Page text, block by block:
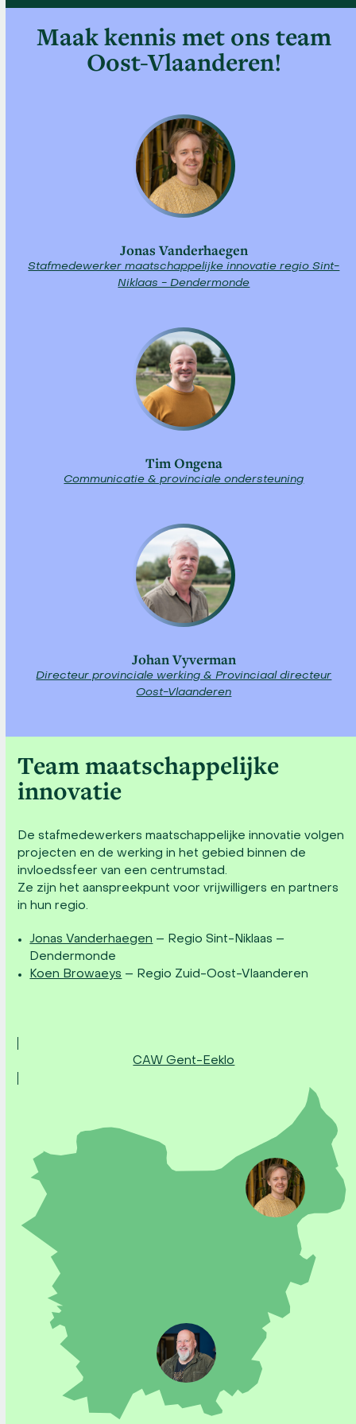
firstMaak kennis met ons team
Oost-Vlaanderen!
Jonas Vanderhaegen
Stafmedewerker maatschappelijke innovatie regio Sint-
Niklaas - Dendermonde
Tim Ongena
Communicatie & provinciale ondersteuning
Johan Vyverman
Directeur provinciale werking & Provinciaal directeur
Oost-Vlaanderen
Team maatschappelijke
innovatie
De stafmedewerkers maatschappelijke innovatie volgen
projecten en de werking in het gebied binnen de
invloedssfeer van een centrumstad.
Ze zijn het aanspreekpunt voor vrijwilligers en partners
in hun regio.
Jonas Vanderhaegen – Regio Sint-Niklaas –
Dendermonde
Koen Browaeys – Regio Zuid-Oost-Vlaanderen
CAW Gent-Eeklo